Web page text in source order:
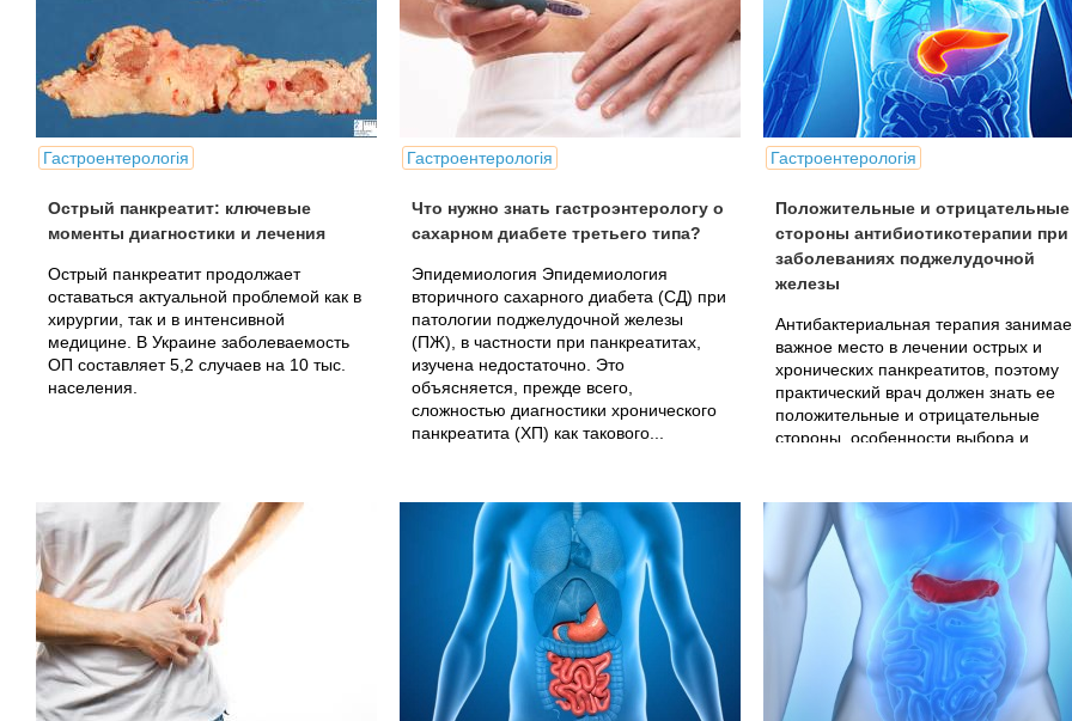
Гастроентерологія
Острый панкреатит: ключевые
моменты диагностики и лечения
Острый панкреатит продолжает
оставаться актуальной проблемой как в
хирургии, так и в интенсивной
медицине. В Украине заболеваемость
ОП составляет 5,2 случаев на 10 тыс.
населения.
Гастроентерологія
Что нужно знать гастроэнтерологу о
сахарном диабете третьего типа?
Эпидемиология Эпидемиология
вторичного сахарного диабета (СД) при
патологии поджелудочной железы
(ПЖ), в частности при панкреатитах,
изучена недостаточно. Это
объясняется, прежде всего,
сложностью диагностики хронического
панкреатита (ХП) как такового...
Гастроентерологія
Положительные и отрицательные
стороны антибиотикотерапии при
заболеваниях поджелудочной
железы
Антибактериальная терапия
важное место в лечении острых и
хронических панкреатитов, поэтому
практический врач должен знать ее
положительные и отрицательные
стороны, особенности выбора и